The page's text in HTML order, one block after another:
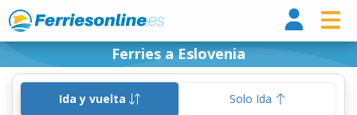
Ferries a Eslovenia
Ida y vuelta Solo Ida